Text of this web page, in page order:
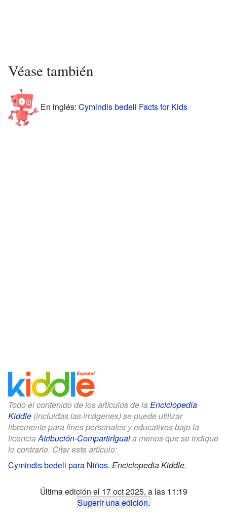
Véase también
En inglés: Cymindis bedeli Facts for Kids
Todo el contenido de los artículos de la Enciclopedia
Kiddle (incluidas las imágenes) se puede utilizar
libremente para fines personales y educativos bajo la
licenciaAtribución-CompartirIguala menos que se indique
lo contrario. Citar este artículo:
Cymindis bedeli para Niños. Enciclopedia Kiddle.
Última edición el 17 oct 2025, a las 11:19
Sugerir una edición.